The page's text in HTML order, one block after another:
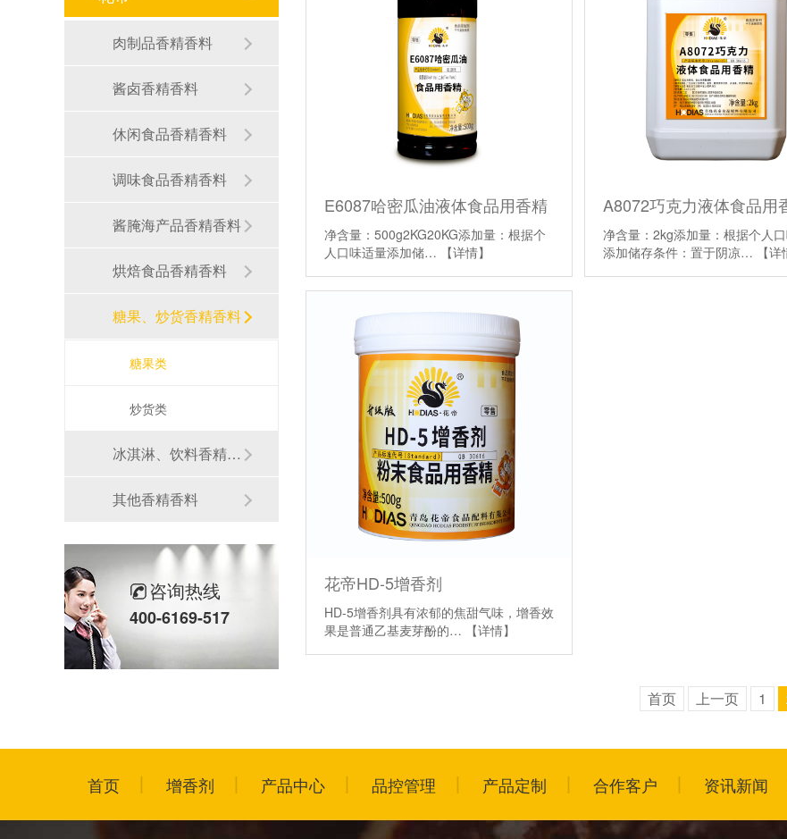
E6087哈密瓜油液体食品用香精
净含量：500g2KG20KG添加量：根据个
人口味适量添加储…
【详情】
A8072巧克力液体食品用
净含量：2kg添加量：根据个人
添加储存条件：置于阴凉…
【详
花帝HD-5增香剂
HD-5增香剂具有浓郁的焦甜气味，增香效
果是普通乙基麦芽酚的…
【详情】
首页 上一页 1
肉制品香精香料
酱卤香精香料
休闲食品香精香料
调味食品香精香料
酱腌海产品香精香料
烘焙食品香精香料
糖果、炒货香精香料
糖果类
炒货类
冰淇淋、饮料香精香料
其他香精香料
咨询热线
400-6169-517
首页 增香剂 产品中心 品控管理 产品定制 合作客户 资讯新闻